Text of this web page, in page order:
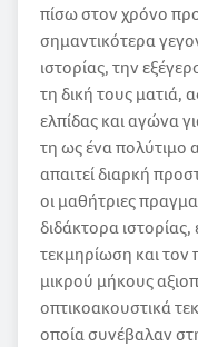
πίσω στον χρόνο
σημαντικότερα
ιστορίας, την
τη δική τους ματιά,
ελπίδας και αγώνα
τη ως ένα πολύτιμο
απαιτεί διαρκή
οι μαθήτριες
διδάκτορα ιστορίας,
τεκμηρίωση και τον
μικρού μήκους
οπτικοακουστικά
οποία συνέβαλαν